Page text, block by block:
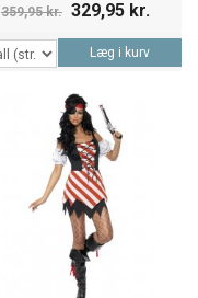
359,95 kr. 329,95 kr.
Læg i kurv